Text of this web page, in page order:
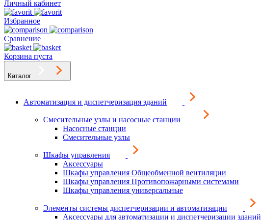
Личный кабинет
Избранное
Сравнение
Корзина пуста
Каталог
Автоматизация и диспетчеризация зданий
Смесительные узлы и насосные станции
Насосные станции
Смесительные узлы
Шкафы управления
Аксессуары
Шкафы управления Общеобменной вентиляции
Шкафы управления Противопожарными системами
Шкафы управления универсальные
Элементы системы диспетчеризации и автоматизации
Аксессуары для автоматизации и диспетчеризации зданий